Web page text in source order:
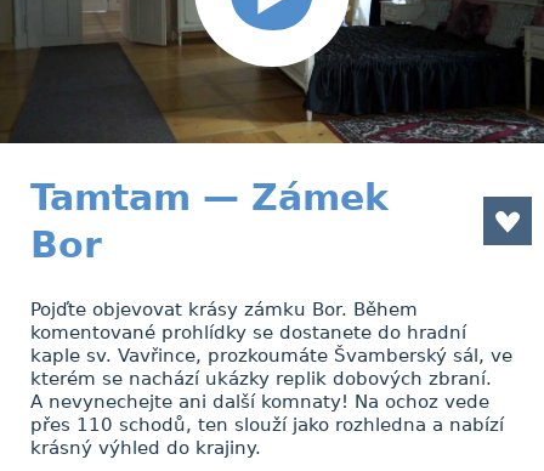
Tamtam — Zámek
Bor
Pojďte objevovat krásy zámku Bor. Během
komentované prohlídky se dostanete do hradní
kaple sv. Vavřince, prozkoumáte Švamberský sál, ve
kterém se nachází ukázky replik dobových zbraní.
A nevynechejte ani další komnaty! Na ochoz vede
přes 110 schodů, ten slouží jako rozhledna a nabízí
krásný výhled do krajiny.